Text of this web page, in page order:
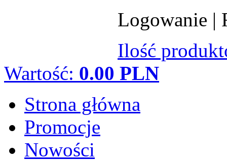
Logowanie |
Ilość
Wartość: 0.00 PLN
Strona główna
Promocje
Nowości